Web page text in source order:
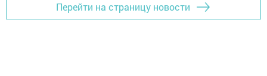
Перейти на страницу новости